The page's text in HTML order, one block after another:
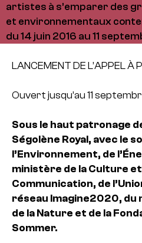
artistes à s’emparer des
et environnementaux
du 14 juin 2016 au 11
LANCEMENT DE L’APPEL À
Ouvert jusqu’au 11
Sous le haut patronage
Ségolène Royal, avec le
l’Environnement, de
ministère de la Culture et
Communication, de
réseau Imagine2020, du
de la Nature et de la
Sommer.